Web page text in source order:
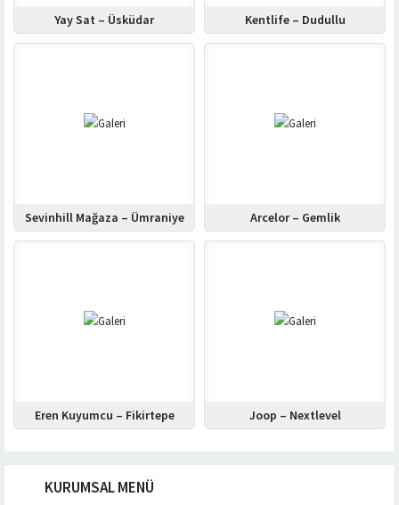
Yay Sat – Üsküdar Kentlife – Dudullu
Sevinhill Mağaza – Ümraniye Arcelor – Gemlik
Eren Kuyumcu – Fikirtepe Joop – Nextlevel
KURUMSAL MENÜ